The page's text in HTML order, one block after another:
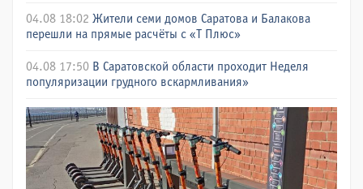
04.08 18:02 Жители семи домов Саратова и Балакова
перешли на прямые расчёты с «Т Плюс»
04.08 17:50 В Саратовской области проходит Неделя
популяризации грудного вскармливания»